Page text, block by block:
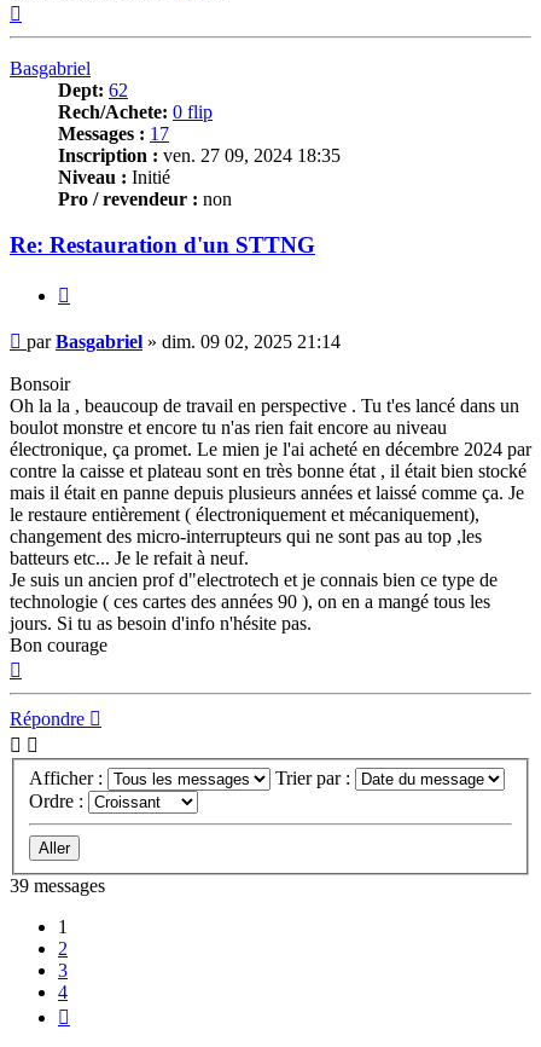
Basgabriel
Dept: 62
Rech/Achete: 0 flip
Messages : 17
Inscription : ven. 27 09, 2024 18:35
Niveau : Initié
Pro / revendeur : non
Re: Restauration d'un STTNG
Message
parBasgabriel » dim. 09 02, 2025 21:14
Bonsoir
Oh la la , beaucoup de travail en perspective . Tu t'es lancé dans un
boulot monstre et encore tu n'as rien fait encore au niveau
électronique, ça promet. Le mien je l'ai acheté en décembre 2024 par
contre la caisse et plateau sont en très bonne état , il était bien stocké
mais il était en panne depuis plusieurs années et laissé comme ça. Je
le restaure entièrement ( électroniquement et mécaniquement),
changement des micro-interrupteurs qui ne sont pas au top ,les
batteurs etc... Je le refait à neuf.
Je suis un ancien prof d"electrotech et je connais bien ce type de
technologie ( ces cartes des années 90 ), on en a mangé tous les
jours. Si tu as besoin d'info n'hésite pas.
Bon courage
Répondre
Afficher :
Trier par :
Ordre :
39 messages
1
2
3
4